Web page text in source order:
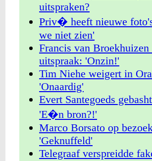
uitspraken?
Priv� heeft nieuwe
we niet zien'
Francis van
uitspraak: 'Onzin!'
Tim Niehe weigert in
'Onaardig'
Evert Santegoeds
'E�n bron?!'
Marco Borsato op
'Geknuffeld'
Telegraaf verspreidde